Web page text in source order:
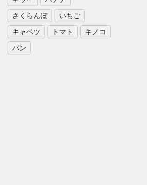
さくらんぼ
いちご
キャベツ
トマト
キノコ
パン